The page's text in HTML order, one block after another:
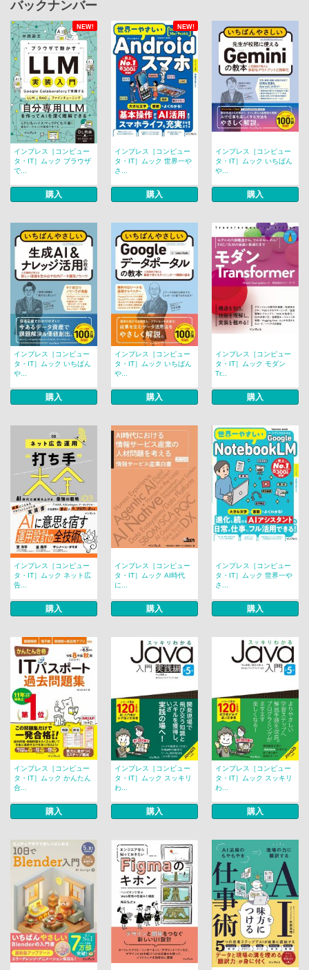
バックナンバー
NEW! NEW!
インプレス［コンピュー
タ・IT］ムック ブラウザ
で...
購入
インプレス［コンピュー
タ・IT］ムック 世界一や
さ...
購入
インプレス［コンピュー
タ・IT］ムック いちばん
や...
購入
インプレス［コンピュー
タ・IT］ムック いちばん
や...
購入
インプレス［コンピュー
タ・IT］ムック いちばん
や...
購入
インプレス［コンピュー
タ・IT］ムック モダン
Tr...
購入
インプレス［コンピュー
タ・IT］ムック ネット広
告...
購入
インプレス［コンピュー
タ・IT］ムック AI時代
に...
購入
インプレス［コンピュー
タ・IT］ムック 世界一や
さ...
購入
インプレス［コンピュー
タ・IT］ムック かんたん
合...
購入
インプレス［コンピュー
タ・IT］ムック スッキリ
わ...
購入
インプレス［コンピュー
タ・IT］ムック スッキリ
わ...
購入